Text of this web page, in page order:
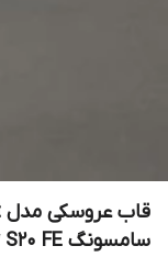
سامسونگ Galaxy S20 FE